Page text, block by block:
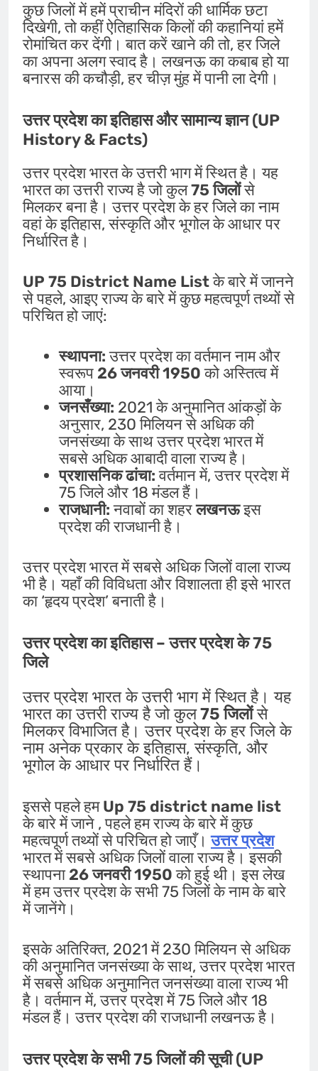
कुछ जिलों में हमें प्राचीन मंदिरों की धार्मिक छटा
दिखेगी, तो कहीं ऐतिहासिक किलों की कहानियां हमें
रोमांचित कर देंगी। बात करें खाने की तो, हर जिले
का अपना अलग स्वाद है। लखनऊ का कबाब हो या
बनारस की कचौड़ी, हर चीज़ मुंह में पानी ला देगी।
उत्तर प्रदेश का इतिहास और सामान्य ज्ञान (UP
History & Facts)
उत्तर प्रदेश भारत के उत्तरी भाग में स्थित है। यह
भारत का उत्तरी राज्य है जो कुल75 जिलोंसे
मिलकर बना है। उत्तर प्रदेश के हर जिले का नाम
वहां के इतिहास, संस्कृति और भूगोल के आधार पर
निर्धारित है।
UP 75 District Name Listके बारे में जानने
से पहले, आइए राज्य के बारे में कुछ महत्वपूर्ण तथ्यों से
परिचित हो जाएं:
स्थापना:उत्तर प्रदेश का वर्तमान नाम और
स्वरूप 26 जनवरी 1950को अस्तित्व में
आया।
जनसँख्या: 2021 के अनुमानित आंकड़ों के
अनुसार, 230 मिलियन से अधिक की
जनसंख्या के साथ उत्तर प्रदेश भारत में
सबसे अधिक आबादी वाला राज्य है।
प्रशासनिक ढांचा:वर्तमान में, उत्तर प्रदेश में
75 जिले और 18 मंडल हैं।
राजधानी:नवाबों का शहरलखनऊइस
प्रदेश की राजधानी है।
उत्तर प्रदेश भारत में सबसे अधिक जिलों वाला राज्य
भी है। यहाँ की विविधता और विशालता ही इसे भारत
का ‘हृदय प्रदेश’ बनाती है।
उत्तर प्रदेश का इतिहास – उत्तर प्रदेश के 75
जिले
उत्तर प्रदेश भारत के उत्तरी भाग में स्थित है। यह
भारत का उत्तरी राज्य है जो कुल75 जिलोंसे
मिलकर विभाजित है। उत्तर प्रदेश के हर जिले के
नाम अनेक प्रकार के इतिहास, संस्कृति, और
भूगोल के आधार पर निर्धारित हैं।
इससे पहले हमUp 75 district name list
के बारे में जाने , पहले हम राज्य के बारे में कुछ
महत्वपूर्ण तथ्यों से परिचित हो जाएँ।उत्तर प्रदेश
भारत में सबसे अधिक जिलों वाला राज्य है। इसकी
स्थापना26 जनवरी 1950को हुई थी। इस लेख
में हम उत्तर प्रदेश के सभी 75 जिलों के नाम के बारे
में जानेंगे।
इसके अतिरिक्त, 2021 में 230 मिलियन से अधिक
की अनुमानित जनसंख्या के साथ, उत्तर प्रदेश भारत
में सबसे अधिक अनुमानित जनसंख्या वाला राज्य भी
है। वर्तमान में, उत्तर प्रदेश में 75 जिले और 18
मंडल हैं। उत्तर प्रदेश की राजधानी लखनऊ है।
उत्तर प्रदेश के सभी 75 जिलों की सूची (UP